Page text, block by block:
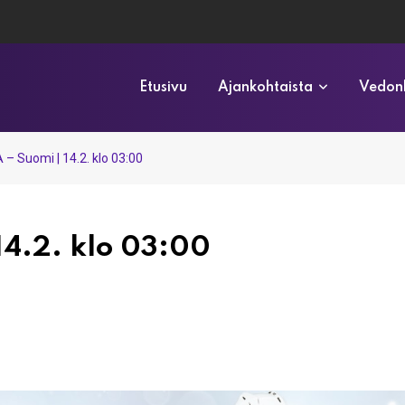
Etusivu Ajankohtaista
– Suomi | 14.2. klo 03:00
klo 03:00